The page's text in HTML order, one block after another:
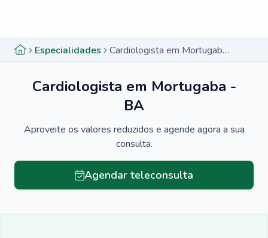
Especialidades Cardiologista em Mortugaba - BA
Cardiologista em Mortugaba -
BA
Aproveite os valores reduzidos e agende agora a sua
consulta.
Agendar teleconsulta